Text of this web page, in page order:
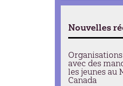
Nouvelles
avec des
les jeunes au
Canada